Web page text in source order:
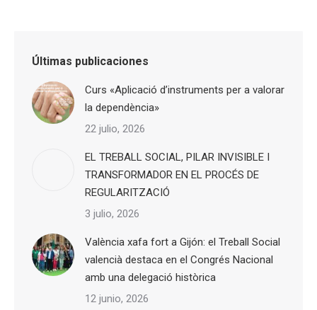
Últimas publicaciones
Curs «Aplicació d’instruments per a valorar
la dependència»
22 julio, 2026
EL TREBALL SOCIAL, PILAR INVISIBLE I
TRANSFORMADOR EN EL PROCÉS DE
REGULARITZACIÓ
3 julio, 2026
València xafa fort a Gijón: el Treball Social
valencià destaca en el Congrés Nacional
amb una delegació històrica
12 junio, 2026